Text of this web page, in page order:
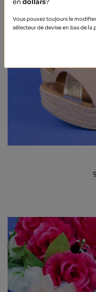
endollars?
Vous pouvez toujours le
sélecteur de devise en bas de la